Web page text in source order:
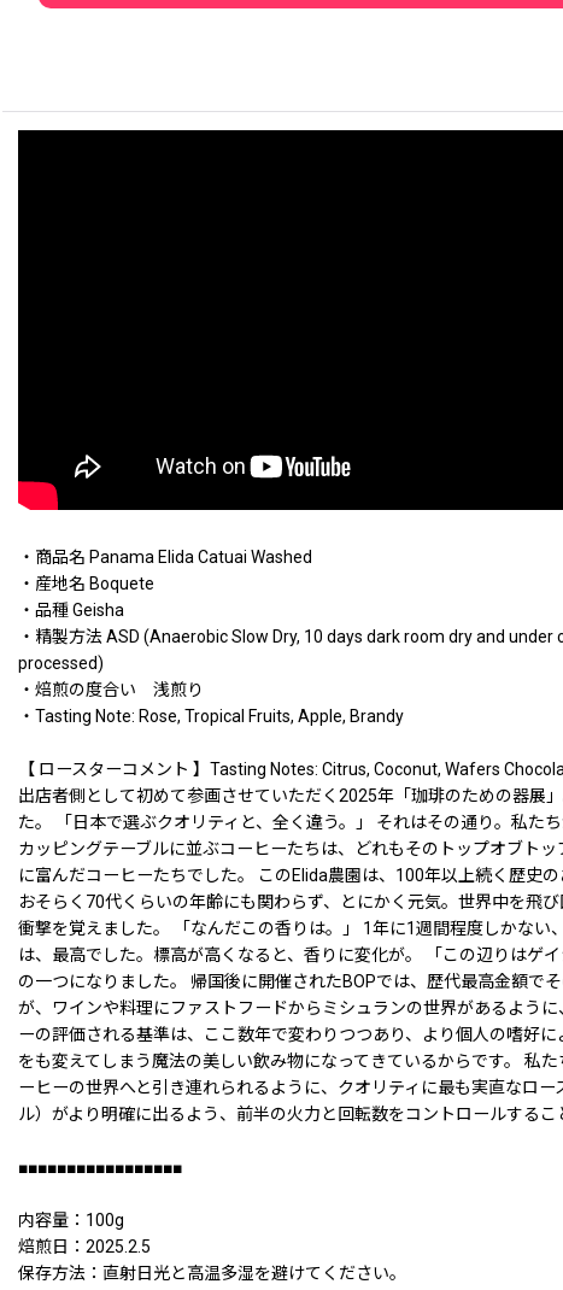
・商品名 Panama Elida Catuai Washed
・産地名 Boquete
・品種 Geisha
・精製方法 ASD (Anaerobic Slow Dry, 10 days dark room dry and under
processed)
・焙煎の度合い 浅煎り
・Tasting Note: Rose, Tropical Fruits, Apple, Brandy
【 ロースターコメント 】Tasting Notes: Citrus, Coconut, Wafers
出店者側として初めて参画させていただく2025年「珈琲のための器展
た。 「日本で選ぶクオリティと、全く違う。」 それはその通り。私た
カッピングテーブルに並ぶコーヒーたちは、どれもそのトップオブト
に富んだコーヒーたちでした。 このElida農園は、100年以上続く歴史
おそらく70代くらいの年齢にも関わらず、とにかく元気。世界中を飛
衝撃を覚えました。 「なんだこの香りは。」 1年に1週間程度しかな
は、最高でした。標高が高くなると、香りに変化が。 「この辺りはゲ
の一つになりました。 帰国後に開催されたBOPでは、歴代最高金額で
が、ワインや料理にファストフードからミシュランの世界があるよう
ーの評価される基準は、ここ数年で変わりつつあり、より個人の嗜好
をも変えてしまう魔法の美しい飲み物になってきているからです。 私
ーヒーの世界へと引き連れられるように、クオリティに最も実直なロ
ル）がより明確に出るよう、前半の火力と回転数をコントロールする
■■■■■■■■■■■■■■■■■
内容量：100g
焙煎日：2025.2.5
保存方法：直射日光と高温多湿を避けてください。